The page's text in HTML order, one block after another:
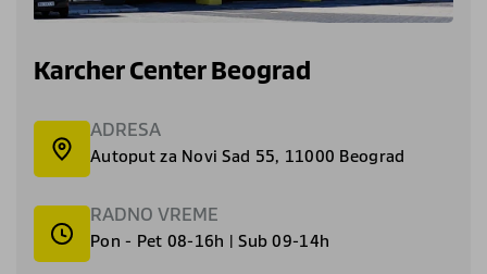
Karcher Center Beograd
ADRESA
Autoput za Novi Sad 55, 11000 Beograd
RADNO VREME
Pon - Pet 08-16h | Sub 09-14h